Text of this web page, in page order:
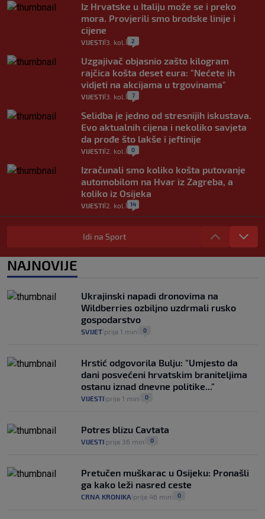
Iz Hrvatske u Italiju može se i preko
mora. Provjerili smo brodske linije i
cijene
VIJESTI 3. kol. 2
Uzgajivač objasnio zašto kilogram
rajčica košta deset eura: "Nećete ih
vidjeti na akcijama u trgovinama"
VIJESTI 3. kol. 7
Selidba je jedno od stresnijih iskustava.
Evo aktualnih cijena i nekoliko savjeta
da prođe što lakše i jeftinije
VIJESTI 2. kol. 0
Izračunali smo koliko košta putovanje
automobilom na Hvar iz Zagreba, a
koliko iz Osijeka
VIJESTI 2. kol. 14
"Kći je otišla na more, a zaboravila
zdravstvenu iskaznicu". Kakva su prava
pacijenata izvan mjesta prebivališta?
1
Plenković na 15 dana ukine mjere: "Ne bi
se dogodilo ništa. Vlada se zaljubila u te
intervencije"
VIJESTI 25
Idi na Sport
NAJNOVIJE
Ukrajinski napadi dronovima na
Wildberries ozbiljno uzdrmali rusko
gospodarstvo
SVIJET prije 1 min 0
Hrstić odgovorila Bulju: "Umjesto da
dani posvećeni hrvatskim braniteljima
ostanu iznad dnevne politike..."
VIJESTI prije 1 min 0
Potres blizu Cavtata
VIJESTI prije 36 min 0
Pretučen muškarac u Osijeku: Pronašli
ga kako leži nasred ceste
CRNA KRONIKA prije 46 min 0